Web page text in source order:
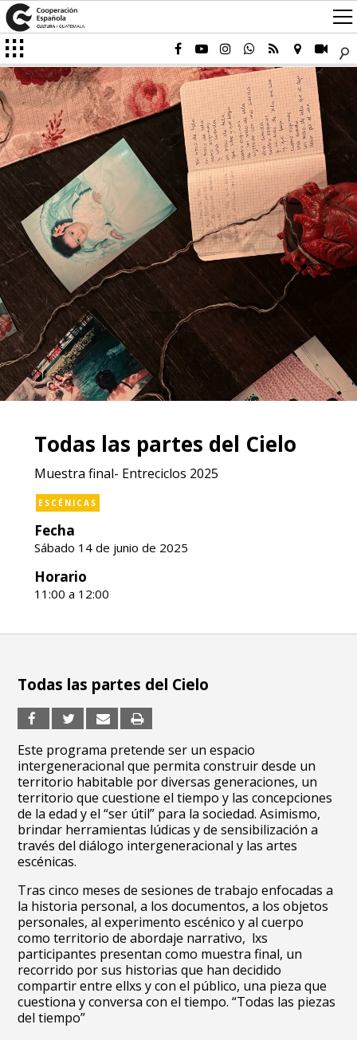
Todas las partes del Cielo
Muestra final- Entreciclos 2025
ESCÉNICAS
Fecha
Sábado 14 de junio de 2025
Horario
11:00 a 12:00
Todas las partes del Cielo
Este programa pretende ser un espacio
intergeneracional que permita construir desde un
territorio habitable por diversas generaciones, un
territorio que cuestione el tiempo y las concepciones
de la edad y el “ser útil” para la sociedad. Asimismo,
brindar herramientas lúdicas y de sensibilización a
través del diálogo intergeneracional y las artes
escénicas.
Tras cinco meses de sesiones de trabajo enfocadas a
la historia personal, a los documentos, a los objetos
personales, al experimento escénico y al cuerpo
como territorio de abordaje narrativo, lxs
participantes presentan como muestra final, un
recorrido por sus historias que han decidido
compartir entre ellxs y con el público, una pieza que
cuestiona y conversa con el tiempo. “Todas las piezas
del tiempo”